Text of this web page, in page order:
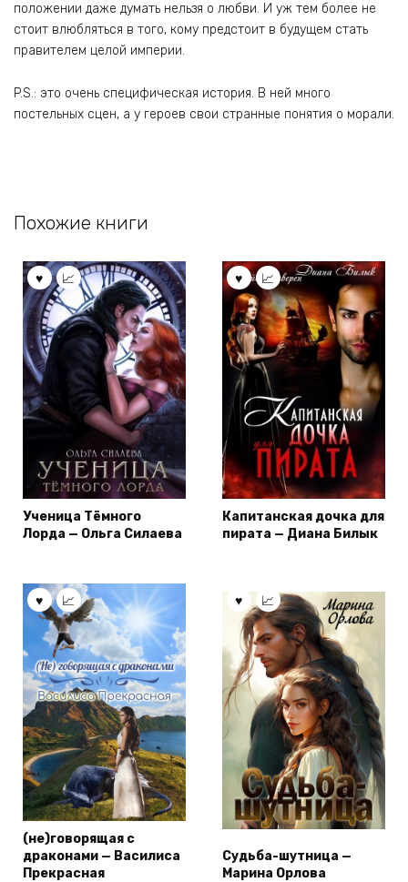
положении даже думать нельзя о любви. И уж тем более не
стоит влюбляться в того, кому предстоит в будущем стать
правителем целой империи.
P.S.: это очень специфическая история. В ней много
постельных сцен, а у героев свои странные понятия о морали.
Похожие книги
Ученица Тёмного
Лорда — Ольга Силаева
Капитанская дочка для
пирата — Диана Билык
(не)говорящая с
драконами — Василиса
Прекрасная
Судьба-шутница —
Марина Орлова